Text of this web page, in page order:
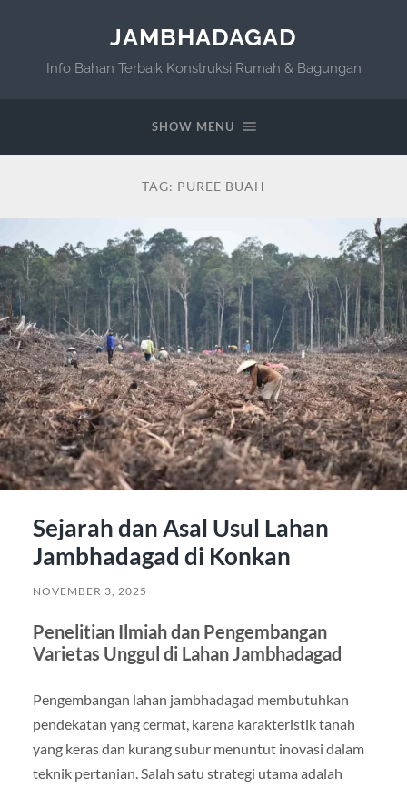
JAMBHADAGAD
Info Bahan Terbaik Konstruksi Rumah & Bagungan
SHOW MENU
TAG: PUREE BUAH
Sejarah dan Asal Usul Lahan
Jambhadagad di Konkan
NOVEMBER 3, 2025
Penelitian Ilmiah dan Pengembangan
Varietas Unggul di Lahan Jambhadagad
Pengembangan lahan jambhadagad membutuhkan
pendekatan yang cermat, karena karakteristik tanah
yang keras dan kurang subur menuntut inovasi dalam
teknik pertanian. Salah satu strategi utama adalah